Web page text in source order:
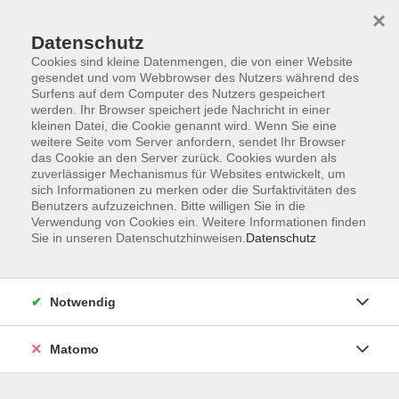
Zum Hauptinhalt springen
Der Kurs konnte nicht gefunden werden.
Volkshochschule Bad Reichenhall
Datenschutz
Cookies sind kleine Datenmengen, die von einer Website
gesendet und vom Webbrowser des Nutzers während des
Surfens auf dem Computer des Nutzers gespeichert
werden. Ihr Browser speichert jede Nachricht in einer
kleinen Datei, die Cookie genannt wird. Wenn Sie eine
weitere Seite vom Server anfordern, sendet Ihr Browser
das Cookie an den Server zurück. Cookies wurden als
zuverlässiger Mechanismus für Websites entwickelt, um
sich Informationen zu merken oder die Surfaktivitäten des
Benutzers aufzuzeichnen. Bitte willigen Sie in die
Verwendung von Cookies ein. Weitere Informationen finden
Sie in unseren Datenschutzhinweisen. Datenschutz
×
Notwendig
Matomo